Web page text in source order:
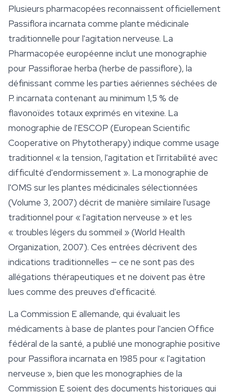
Plusieurs pharmacopées reconnaissent officiellement
Passiflora incarnata comme plante médicinale
traditionnelle pour l'agitation nerveuse. La
Pharmacopée européenne inclut une monographie
pour Passiflorae herba (herbe de passiflore), la
définissant comme les parties aériennes séchées de
P. incarnata contenant au minimum 1,5 % de
flavonoïdes totaux exprimés en vitexine. La
monographie de l'ESCOP (European Scientific
Cooperative on Phytotherapy) indique comme usage
traditionnel « la tension, l'agitation et l'irritabilité avec
difficulté d'endormissement ». La monographie de
l'OMS sur les plantes médicinales sélectionnées
(Volume 3, 2007) décrit de manière similaire l'usage
traditionnel pour « l'agitation nerveuse » et les
« troubles légers du sommeil » (World Health
Organization, 2007). Ces entrées décrivent des
indications traditionnelles — ce ne sont pas des
allégations thérapeutiques et ne doivent pas être
lues comme des preuves d'efficacité.
La Commission E allemande, qui évaluait les
médicaments à base de plantes pour l'ancien Office
fédéral de la santé, a publié une monographie positive
pour Passiflora incarnata en 1985 pour « l'agitation
nerveuse », bien que les monographies de la
Commission E soient des documents historiques qui